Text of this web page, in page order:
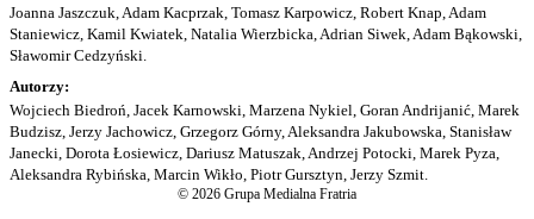
Joanna Jaszczuk, Adam Kacprzak, Tomasz Karpowicz, Robert Knap, Adam
Staniewicz, Kamil Kwiatek, Natalia Wierzbicka, Adrian Siwek, Adam Bąkowski,
Sławomir Cedzyński.
Autorzy:
Wojciech Biedroń, Jacek Karnowski, Marzena Nykiel, Goran Andrijanić, Marek
Budzisz, Jerzy Jachowicz, Grzegorz Górny, Aleksandra Jakubowska, Stanisław
Janecki, Dorota Łosiewicz, Dariusz Matuszak, Andrzej Potocki, Marek Pyza,
Aleksandra Rybińska, Marcin Wikło, Piotr Gursztyn, Jerzy Szmit.
© 2026 Grupa Medialna Fratria